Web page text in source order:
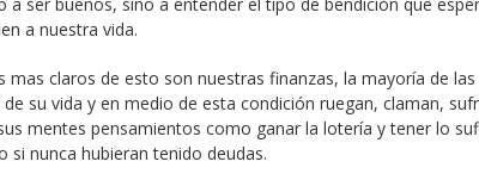
a nuestra vida.
mas claros de esto son nuestras finanzas, la mayoría de
su vida y en medio de esta condición ruegan, claman,
mentes pensamientos como ganar la lotería y tener lo
si nunca hubieran tenido deudas.